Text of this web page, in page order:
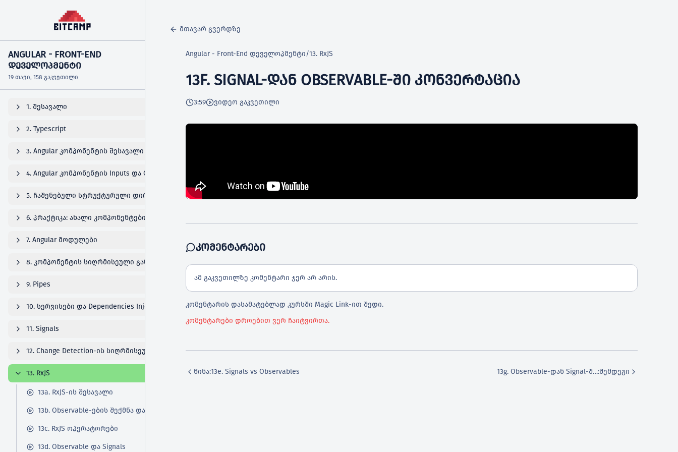
ANGULAR - FRONT-END
ᲓᲔᲕᲔᲚᲝᲞᲛᲔᲜᲢᲘ
19 თავი, 158 გაკვეთილი
1. შესავალი
2. Typescript
3. Angular კომპონენტის შესავალი
4. Angular კომპონენტის Inputs და Outputs
5. ჩაშენებული სტრუქტურული დირექტივები
6. პრაქტიკა: ახალი კომპონენტების შექმნა და კოდის რეფაქტორება
7. Angular მოდულები
8. კომპონენტის სიღრმისეული განხილვა
9. Pipes
10. სერვისები და Dependencies Injection შესავალი
11. Signals
12. Change Detection-ის სიღრმისეული განხილვა
13. RxJS
13a. RxJS-ის შესავალი
13b. Observable-ების შექმნა და გამოყენება
13c. RxJS ოპერატორები
13d. Observable და Signals
მთავარ გვერდზე
Angular - Front-End დეველოპმენტი/13. RxJS
13F. SIGNAL-ᲓᲐᲜ OBSERVABLE-ᲨᲘ ᲙᲝᲜᲕᲔᲠᲢᲐᲪᲘᲐ
3:59 ვიდეო გაკვეთილი
ᲙᲝᲛᲔᲜᲢᲐᲠᲔᲑᲘ
ამ გაკვეთილზე კომენტარი ჯერ არ არის.
კომენტარის დასამატებლად კურსში Magic Link-ით შედი.
კომენტარები დროებით ვერ ჩაიტვირთა.
წინა:13e. Signals vs Observables 13g. Observable-დან Signal-ში კონვერტაცია:შემდეგი